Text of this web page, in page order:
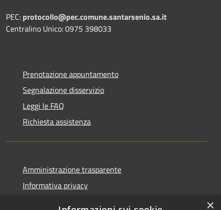
PEC: protocollo@pec.comune.santarsenio.sa.it
Centralino Unico: 0975 398033
Prenotazione appuntamento
Segnalazione disservizio
Leggi le FAQ
Richiesta assistenza
Amministrazione trasparente
Informativa privacy
×